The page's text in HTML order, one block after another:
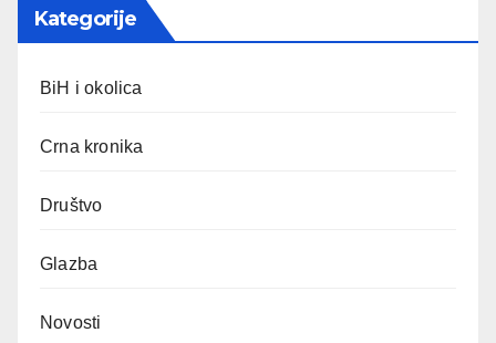
Kategorije
BiH i okolica
Crna kronika
Društvo
Glazba
Novosti